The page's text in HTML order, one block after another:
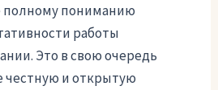
полному пониманию
работы
Это в свою очередь
честную и открытую